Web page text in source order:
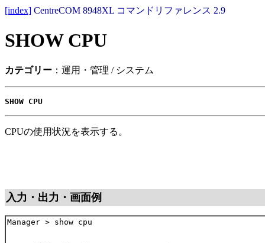
[index] CentreCOM 8948XL コマンドリファレンス 2.9
SHOW CPU
カテゴリー ：運用・管理 / システム
SHOW CPU
CPUの使用状況を表示する。
入力・出力・画面例
Manager > show cpu